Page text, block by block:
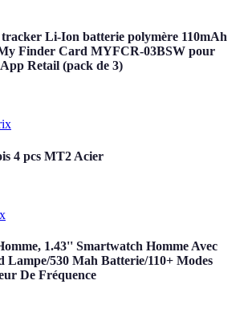
Li-Ion batterie polymère 110mAh
Finder Card MYFCR-03BSW pour
Retail (pack de 3)
4 pcs MT2 Acier
1.43'' Smartwatch Homme Avec
Lampe/530 Mah Batterie/110+ Modes
De Fréquence